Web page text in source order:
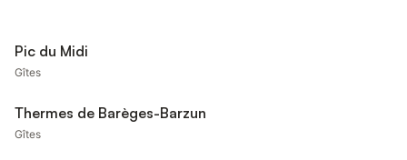
Pic du Midi
Gîtes
Thermes de Barèges-Barzun
Gîtes